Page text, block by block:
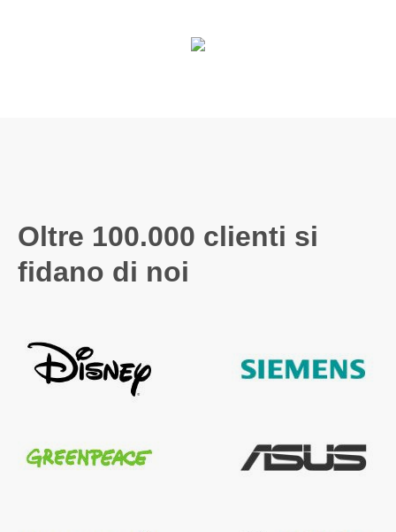
Oltre 100.000 clienti si
fidano di noi